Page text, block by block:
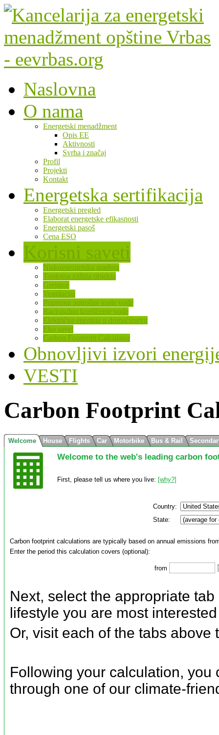
Naslovna
O nama
Energetski menadžment
Opis EE
Aktivnosti
Svrha i značaj
Profil
Projekti
Kontakt
Energetska sertifikacija
Energetski pregled
Elaborat energetske efikasnosti
Energetski pasoš
Cena ESO
Korisni saveti
Niskoenergetska gradnja
Toplotna zaštita objekta
Grejanje
Ventilacija
Priprema potrošne tople vode
Racionalno korišćenje vode
Električna energija u domaćinstvu
Eko savet
Carbon Footprint Calculator
Obnovljivi izvori
VESTI
Carbon Footprint